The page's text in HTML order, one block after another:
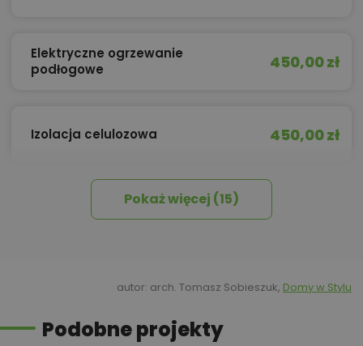
Elektryczne ogrzewanie
podłogowe
450,00 zł
Izolacja celulozowa 450,00 zł
Kredyt hipoteczny z operatem za
Okna, żaluzje, rolety 450,00 zł
Pokaż więcej (15)
autor: arch. Tomasz Sobieszuk, Domy w Stylu
Podobne projekty